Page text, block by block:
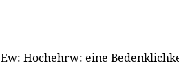
Hochehrw: eine